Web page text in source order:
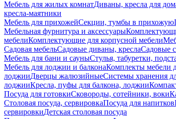
Мебель для жилых комнатДиваны, кресла для
кресла-маятники
Мебель для прихожейСекции, тумбы в прихожую
Мебельная фурнитура и аксессуары
мебелиКомплектующие для корпусной мебели
Садовая мебельСадовые диваны, креслаСадовые
Мебель для бани и сауныСтулья, табуретки,
Мебель для лоджии и балконаКомплекты мебели
лоджииДверцы жалюзийныеСистемы хранения
лоджииКресла, пуфы для балкона, лоджии
Посуда для готовкиСковороды, сотейники, воки
Столовая посуда, сервировкаПосуда для напитков
сервировкиДетская столовая посуда